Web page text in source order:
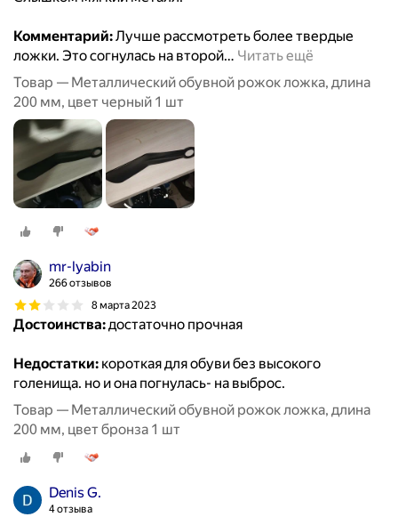
Комментарий:Лучше рассмотреть более твердые
ложки. Это согнулась на второй… Читать ещё
Товар — Металлический обувной рожок ложка, длина
200 мм, цвет черный 1 шт
mr-lyabin
266 отзывов
8 марта 2023
Достоинства:достаточно прочная
Недостатки: короткая для обуви без высокого
голенища. но и она погнулась- на выброс.
Товар — Металлический обувной рожок ложка, длина
200 мм, цвет бронза 1 шт
Denis G.
4 отзыва